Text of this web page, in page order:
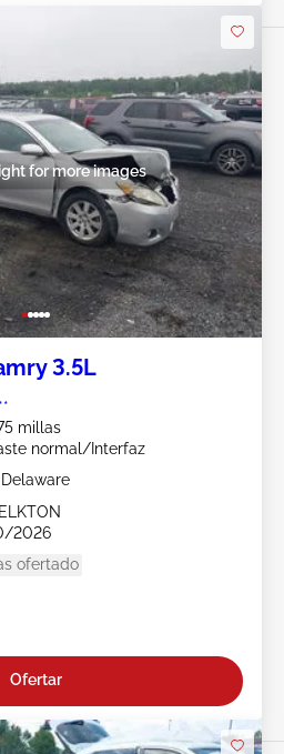
for more images
3.5L
millas
normal/Interfaz
2026
ofertado
Ofertar